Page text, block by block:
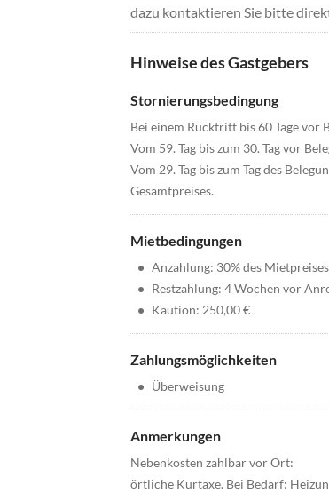
dazu kontaktieren Sie bitte
Hinweise des Gastgebers
Stornierungsbedingung
Bei einem Rücktritt bis 60 Tage vor
Vom 59. Tag bis zum 30. Tag vor
Vom 29. Tag bis zum Tag des
Gesamtpreises.
Mietbedingungen
• Anzahlung: 30% des
• Restzahlung: 4 Wochen vor
• Kaution: 250,00 €
Zahlungsmöglichkeiten
• Überweisung
Anmerkungen
Nebenkosten zahlbar vor Ort:
örtliche Kurtaxe. Bei Bedarf: